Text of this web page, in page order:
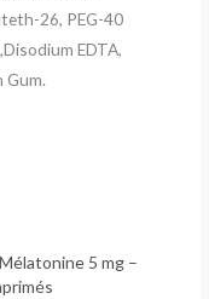
26, PEG-40
EDTA,
Gum.
5 mg –